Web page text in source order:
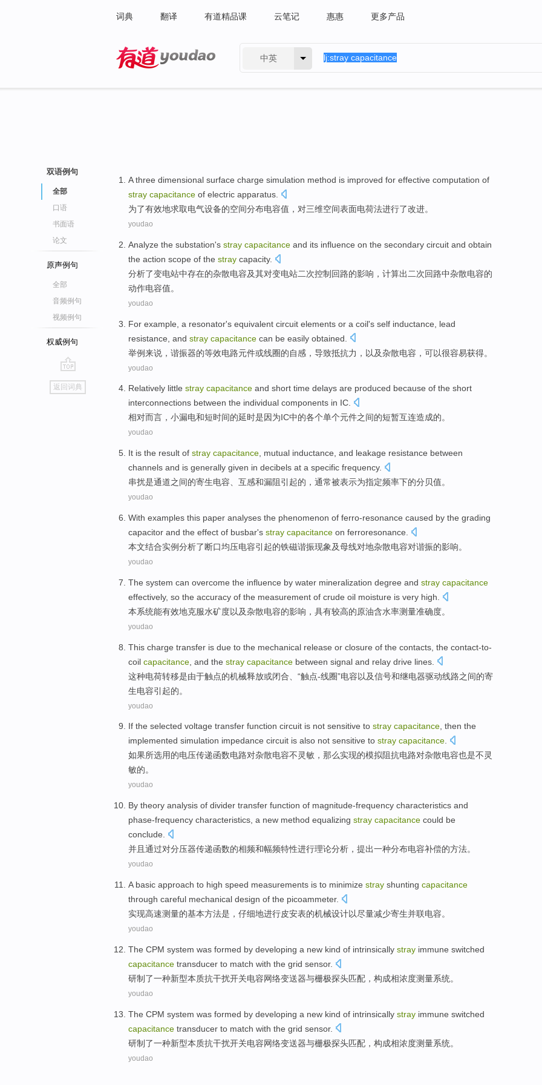
词典 翻译 有道精品课 云笔记 惠惠 更多产品
中英
双语例句
全部
口语
书面语
论文
原声例句
全部
音频例句
视频例句
权威例句
go
top
返回词典
Athree dimensional surface charge simulation method is improved for effective computation of
stray capacitance of electric apparatus
为了有效地求取电气设备的空间分布电容值，对三维空间表面电荷法进行了改进。
youdao
Analyze the substation's stray capacitance and its influence on the secondary circuit and obtain
the action scope of the stray capacity.
分析了变电站中存在的杂散电容及其对变电站二次控制 回路的影响 ，计算出二次回路中杂散电容的
动作电容值。
youdao
For example , a resonator's equivalent circuit elements or a coil's self inductance
lead
resistance and stray capacitance can be easily obtained
举例来说， 谐振器的等效电路元件或线圈的自感 ， 导致抵抗力 ， 以及杂散电容 ， 可以很容易获得。
youdao
Relatively little stray capacitance and short time delays are produced because of the short
interconnections between the individual components in IC.
相对而言 ， 小漏电和短时间的延时是因为IC中的各个单个元件之间的短暂互连造成的。
youdao
It is the result of stray capacitance mutual inductance and leakage resistance between
channels and is generally given in decibels at a specific frequency.
串扰是通道之间的寄生电容 互感和漏阻引起的， 通常被表示为指定频率下的分贝值。
youdao
With examples this paper analyses the phenomenon of ferro-resonance caused by the grading
capacitor and the effect of busbar's stray capacitance on ferroresonance
本文结合实例分析了断口均压电容引起的铁磁谐振现象及母线对地杂散电容对谐振的影响。
youdao
The system can overcome the influence by water mineralization degree and stray capacitance
effectively, so the accuracy of the measurement of crude oil moisture is very high
本系统能有效地克服水矿度以及杂散电容的影响 ， 具有较高的原油含水率测量准确度。
youdao
This charge transfer is due to the mechanical release or closure of the contacts, the contact-to-
coil capacitance , and the stray capacitance between signal and relay drive lines
这种电荷转移是由于触点的机械释放或闭合 、“触点-线圈”电容以及信号和继电器驱动线路之间的寄
生电容引起的。
youdao
If the selected voltage transfer function circuit is not sensitive to stray capacitance, then the
implemented simulation impedance circuit is also not sensitive to stray capacitance.
如果所选用的电压传递函数电路对杂散电容不灵敏 ， 那么实现的模拟阻抗电路对杂散电容也是不灵
敏的。
youdao
By theory analysis of divider transfer function of magnitude-frequency characteristics and
phase-frequency characteristics a new method equalizing stray capacitance could be
conclude.
并且 通过对分压器传递函数的相频和幅频特性进行理论分析 ，提出一种分布电容补偿的方法。
youdao
A basic approach to high speed measurements is to minimize stray shunting capacitance
through careful mechanical design of the picoammeter.
实现高速测量的基本方法是 ， 仔细地进行皮安表的机械设计以尽量减少寄生并联电容。
youdao
The CPM system was formed by developing a new kind of intrinsically stray immune switched
capacitance transducer to match with the grid sensor.
研制 了一种新型本质抗干扰开关电容网络变送器与栅极探头匹配 ， 构成相浓度测量系统。
youdao
The CPM system was formed by developing a new kind of intrinsically stray immune switched
capacitance transducer to match with the grid sensor.
研制了一种新型本质抗干扰开关电容网络变送器与栅极探头匹配 ， 构成相浓度测量系统。
youdao